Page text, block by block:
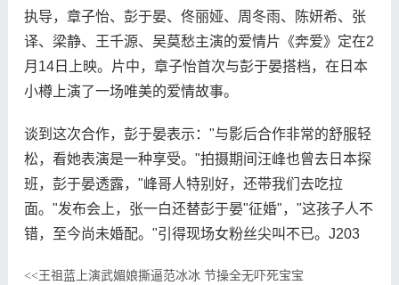
执导，章子怡、彭于晏、佟丽娅、周冬雨、陈妍希、张
译、梁静、王千源、吴莫愁主演的爱情片《奔爱》定在2
月14日上映。片中，章子怡首次与彭于晏搭档，在日本
小樽上演了一场唯美的爱情故事。
谈到这次合作，彭于晏表示："与影后合作非常的舒服轻
松，看她表演是一种享受。"拍摄期间汪峰也曾去日本探
班，彭于晏透露，"峰哥人特别好，还带我们去吃拉
面。"发布会上，张一白还替彭于晏"征婚"，"这孩子人不
错，至今尚未婚配。"引得现场女粉丝尖叫不已。J203
<<王祖蓝上演武媚娘撕逼范冰冰 节操全无吓死宝宝